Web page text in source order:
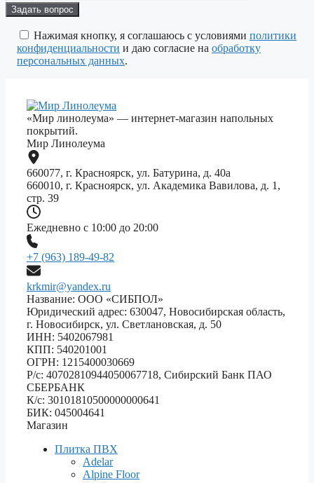
Оставьте
это
поле
пустым.
Нажимая кнопку, я соглашаюсь с условиями политики
конфиденциальности и даю согласие на обработку
персональных данных.
«Мир линолеума» — интернет-магазин напольных
покрытий.
Мир Линолеума
660077, г. Красноярск, ул. Батурина, д. 40а
660010, г. Красноярск, ул. Академика Вавилова, д. 1,
стр. 39
Ежедневно с 10:00 до 20:00
+7 (963) 189-49-82
krkmir@yandex.ru
Название: ООО «СИБПОЛ»
Юридический адрес: 630047, Новосибирская область,
г. Новосибирск, ул. Светлановская, д. 50
ИНН: 5402067981
КПП: 540201001
ОГРН: 1215400030669
Р/с: 40702810944050067718, Сибирский Банк ПАО
СБЕРБАНК
К/с: 30101810500000000641
БИК: 045004641
Магазин
Плитка ПВХ
Adelar
Alpine Floor